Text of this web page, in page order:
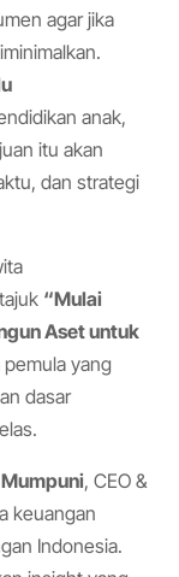
agar jika
anak,
itu akan
dan strategi
“Mulai
Aset untuk
yang
dasar
, CEO &
keuangan
Indonesia.